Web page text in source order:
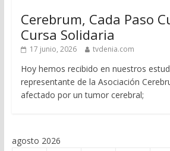
Cerebrum, Cada Paso
Cursa Solidaria
17 junio, 2026 tvdenia.com
Hoy hemos recibido en nuestros
representante de la Asociación
afectado por un tumor cerebral;
agosto 2026